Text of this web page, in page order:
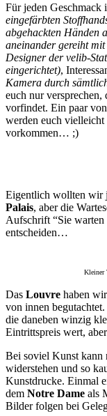
Für jeden Geschmack
eingefärbten
abgehackten Händen
aneinander gereiht
Designer der velib-
eingerichtet),
Kamera durch
euch nur versprechen,
vorfindet. Ein paar
werden euch vielleicht
vorkommen… ;)
Eigentlich wollten wir
Palais, aber die
Aufschrift “Sie warten
entscheiden…
Kleiner
Das Louvre haben
von innen
die daneben winzig
Eintrittspreis wert,
Bei soviel Kunst kann
widerstehen und so
Kunstdrucke. Einmal
dem Notre Dame als
Bilder folgen bei